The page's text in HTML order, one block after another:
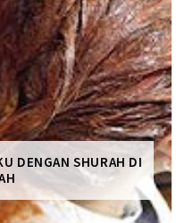
DENGAN SHURAH DI